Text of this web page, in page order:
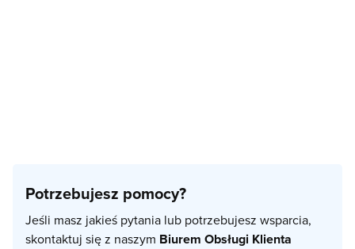
Potrzebujesz pomocy?
Jeśli masz jakieś pytania lub potrzebujesz wsparcia,
skontaktuj się z naszym Biurem Obsługi Klienta